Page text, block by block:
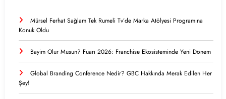
Mürsel Ferhat Sağlam Tek Rumeli Tv’de Marka Atölyesi Programına
Konuk Oldu
Bayim Olur Musun? Fuarı 2026: Franchise Ekosisteminde Yeni Dönem
Global Branding Conference Nedir? GBC Hakkında Merak Edilen Her
Şey!